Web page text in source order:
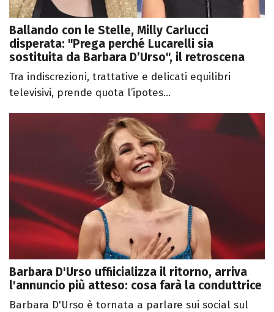
Ballando con le Stelle, Milly Carlucci
disperata: "Prega perché Lucarelli sia
sostituita da Barbara D’Urso", il retroscena
Tra indiscrezioni, trattative e delicati equilibri
televisivi, prende quota l’ipotes...
Barbara D'Urso uffiicializza il ritorno, arriva
l'annuncio più atteso: cosa farà la conduttrice
Barbara D'Urso è tornata a parlare sui social sul